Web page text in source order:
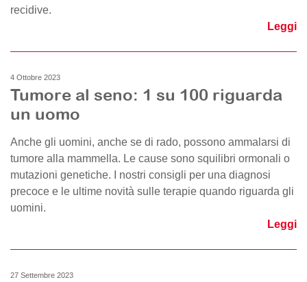
recidive.
Leggi
4 Ottobre 2023
Tumore al seno: 1 su 100 riguarda
un uomo
Anche gli uomini, anche se di rado, possono ammalarsi di
tumore alla mammella. Le cause sono squilibri ormonali o
mutazioni genetiche. I nostri consigli per una diagnosi
precoce e le ultime novità sulle terapie quando riguarda gli
uomini.
Leggi
27 Settembre 2023